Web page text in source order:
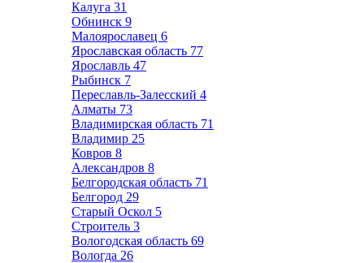
Калуга 31
Обнинск 9
Малоярославец 6
Ярославская область 77
Ярославль 47
Рыбинск 7
Переславль-Залесский 4
Алматы 73
Владимирская область 71
Владимир 25
Ковров 8
Александров 8
Белгородская область 71
Белгород 29
Старый Оскол 5
Строитель 3
Вологодская область 69
Вологда 26